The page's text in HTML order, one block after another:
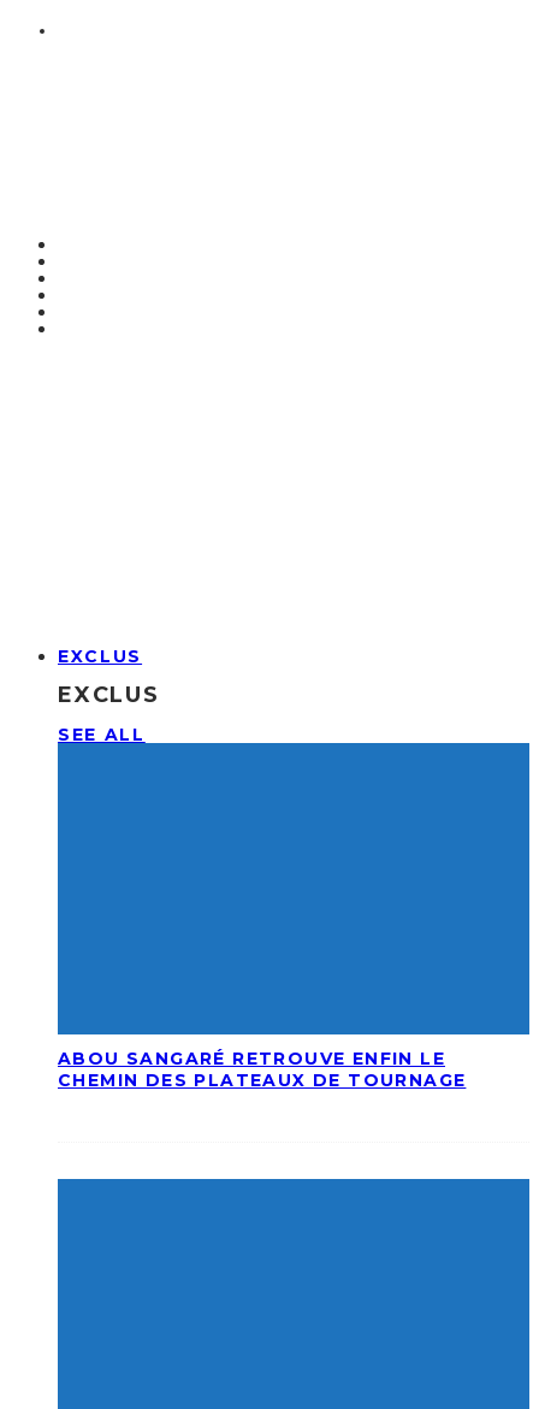
EXCLUS
EXCLUS
SEE ALL
ABOU SANGARÉ RETROUVE ENFIN LE
CHEMIN DES PLATEAUX DE TOURNAGE